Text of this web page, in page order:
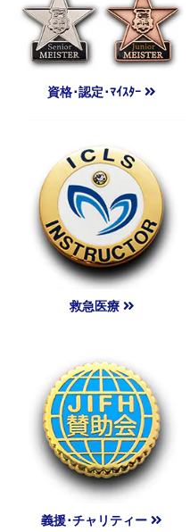
資格･認定･ﾏｲｽﾀｰ
救急医療
義援･チャリティー